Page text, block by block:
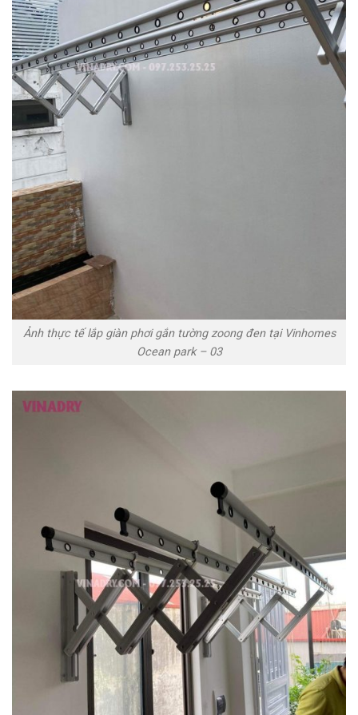
Ảnh thực tế lắp giàn phơi gắn tường zoong đen tại Vinhomes
Ocean park – 03